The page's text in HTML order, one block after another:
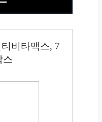
비타맥스, 7
스